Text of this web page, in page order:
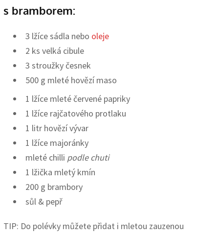
s bramborem:
3 lžíce sádla nebo oleje
2 ks velká cibule
3 stroužky česnek
500 g mleté hovězí maso
1 lžíce mleté červené papriky
1 lžíce rajčatového protlaku
1 litr hovězí vývar
1 lžíce majoránky
mleté chilli podle chuti
1 lžička mletý kmín
200 g brambory
sůl & pepř
TIP: Do polévky můžete přidat i mletou zauzenou